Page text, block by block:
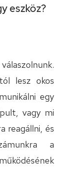
eszköz?
lesz okos
egy
vagy mi
reagállni, és
a